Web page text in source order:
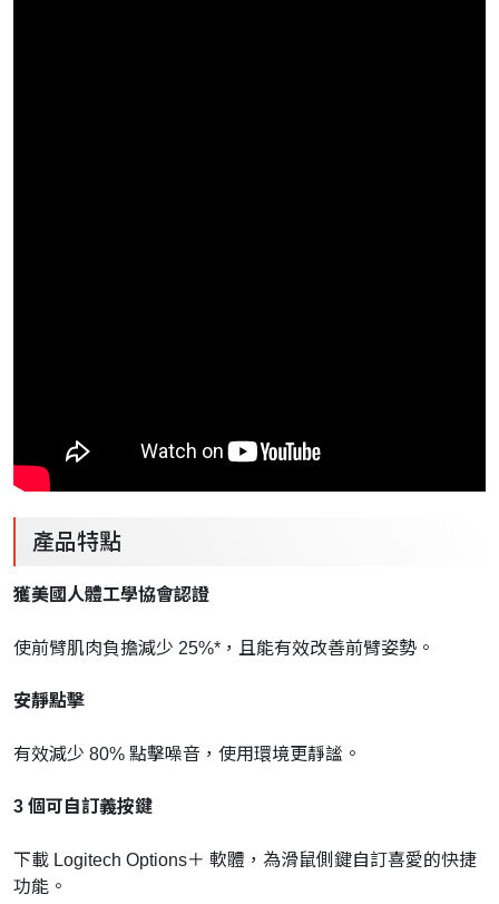
產品特點
獲美國人體工學協會認證
使前臂肌肉負擔減少 25%*，且能有效改善前臂姿勢。
安靜點擊
有效減少 80% 點擊噪音，使用環境更靜謐。
3 個可自訂義按鍵
下載 Logitech Options＋ 軟體，為滑鼠側鍵自訂喜愛的快捷
功能。